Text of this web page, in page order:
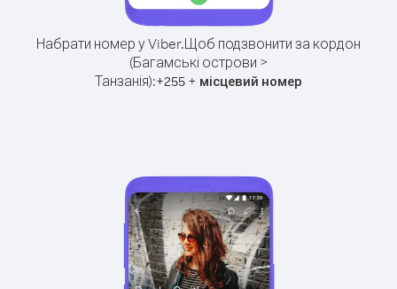
Набрати номер у Viber.Щоб подзвонити за кордон
(Багамські острови >
Танзанія):+255 + місцевий номер